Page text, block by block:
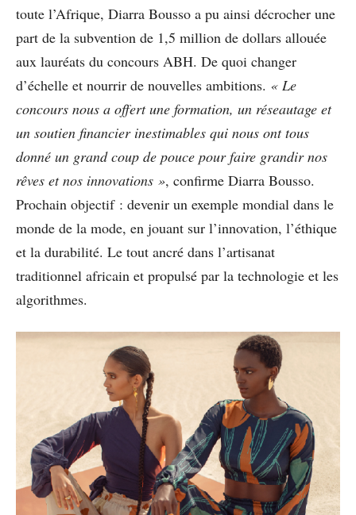
toute l’Afrique, Diarra Bousso a pu ainsi décrocher une
part de la subvention de 1,5 million de dollars allouée
aux lauréats du concours ABH. De quoi changer
d’échelle et nourrir de nouvelles ambitions. « Le
concours nous a offert une formation, un réseautage et
un soutien financier inestimables qui nous ont tous
donné un grand coup de pouce pour faire grandir nos
rêves et nos innovations », confirme Diarra Bousso.
Prochain objectif : devenir un exemple mondial dans le
monde de la mode, en jouant sur l’innovation, l’éthique
et la durabilité. Le tout ancré dans l’artisanat
traditionnel africain et propulsé par la technologie et les
algorithmes.